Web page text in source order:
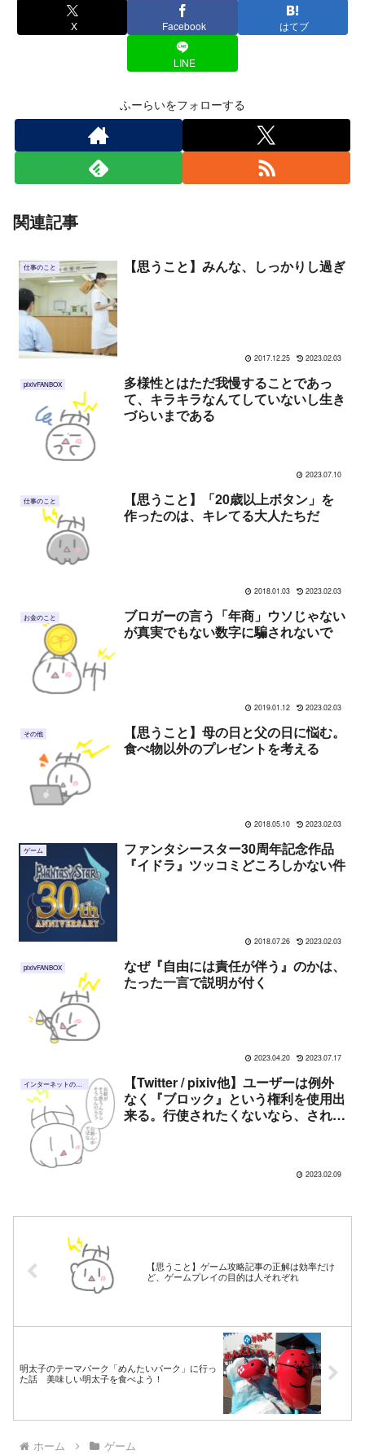
X Facebook はてブ
LINE
ふーらいをフォローする
関連記事
仕事のこと 【思うこと】みんな、しっかりし過ぎ
2017.12.25 2023.02.03
pixivFANBOX
多様性とはただ我慢することであっ
て、キラキラなんてしていないし生き
づらいまである
2023.07.10
仕事のこと
【思うこと】「20歳以上ボタン」を
作ったのは、キレてる大人たちだ
2018.01.03 2023.02.03
お金のこと
ブロガーの言う「年商」ウソじゃない
が真実でもない数字に騙されないで
2019.01.12 2023.02.03
その他
【思うこと】母の日と父の日に悩む。
食べ物以外のプレゼントを考える
2018.05.10 2023.02.03
ゲーム
ファンタシースター30周年記念作品
『イドラ』ツッコミどころしかない件
2018.07.26 2023.02.03
pixivFANBOX
なぜ『自由には責任が伴う』のかは、
たった一言で説明が付く
2023.04.20 2023.07.17
インターネットのこと
【Twitter / pixiv他】ユーザーは例外
なく『ブロック』という権利を使用出
来る。行使されたくないなら、された
2023.02.09
【思うこと】ゲーム攻略記事の正解は効率だけ
ど、ゲームプレイの目的は人それぞれ
明太子のテーマパーク「めんたいパーク」に行っ
た話 美味しい明太子を食べよう！
ホーム ゲーム